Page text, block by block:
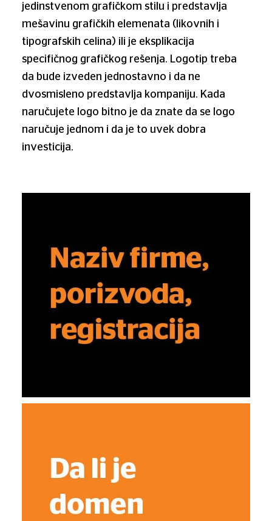
jedinstvenom grafičkom stilu i predstavlja
mešavinu grafičkih elemenata (likovnih i
tipografskih celina) ili je eksplikacija
specifičnog grafičkog rešenja. Logotip treba
da bude izveden jednostavno i da ne
dvosmisleno predstavlja kompaniju. Kada
naručujete logo bitno je da znate da se logo
naručuje jednom i da je to uvek dobra
investicija.